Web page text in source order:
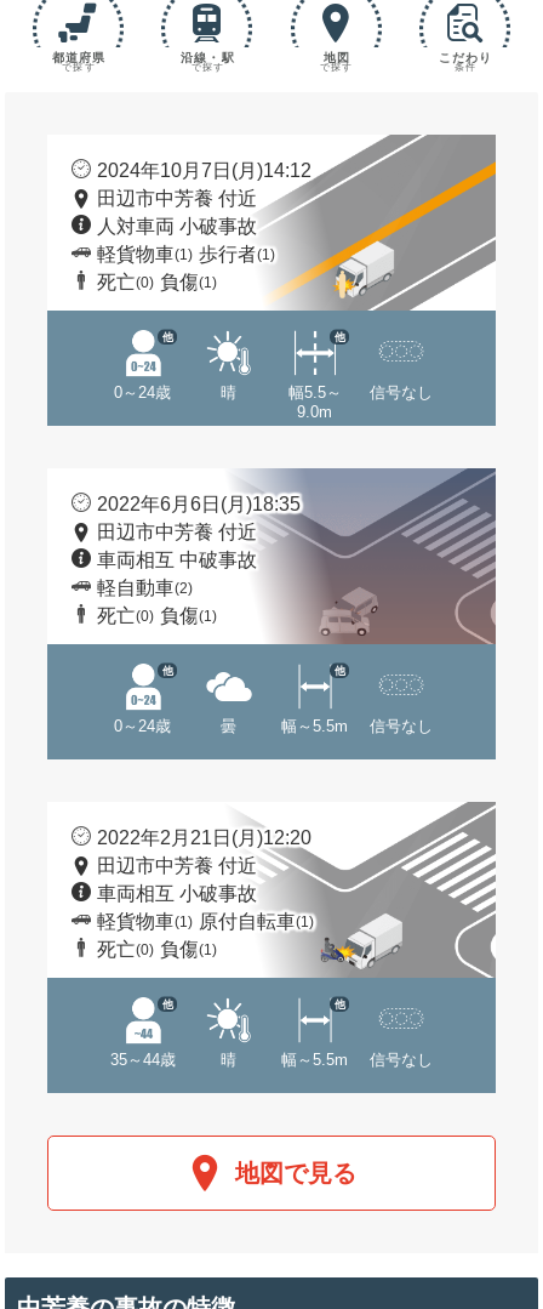
都道府県
で探す
沿線・駅
で探す
地図
で探す
こだわり
条件
2024年10月7日(月)14:12
田辺市中芳養 付近
人対車両 小破事故
軽貨物車(1) 歩行者(1)
死亡(0) 負傷(1)
0～24歳
他
晴
幅5.5～
9.0m
他
信号なし
2022年6月6日(月)18:35
田辺市中芳養 付近
車両相互 中破事故
軽自動車(2)
死亡(0) 負傷(1)
0～24歳
他
曇 幅～5.5m
他
信号なし
2022年2月21日(月)12:20
田辺市中芳養 付近
車両相互 小破事故
軽貨物車(1) 原付自転車(1)
死亡(0) 負傷(1)
35～44歳
他
晴 幅～5.5m
他
信号なし
地図で見る